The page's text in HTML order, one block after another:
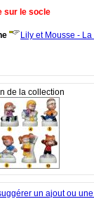
sur le socle
Lily et Mousse -
de la collection
un ajout ou